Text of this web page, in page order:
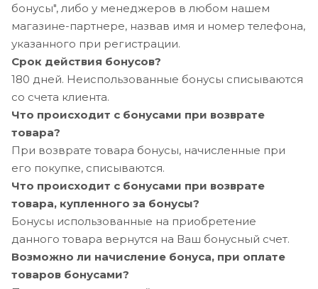
бонусы", либо у менеджеров в любом нашем
магазине-партнере, назвав имя и номер телефона,
указанного при регистрации.
Срок действия бонусов?
180 дней. Неиспользованные бонусы списываются
со счета клиента.
Что происходит с бонусами при возврате
товара?
При возврате товара бонусы, начисленные при
его покупке, списываются.
Что происходит с бонусами при возврате
товара, купленного за бонусы?
Бонусы использованные на приобретение
данного товара вернутся на Ваш бонусный счет.
Возможно ли начисление бонуса, при оплате
товаров бонусами?